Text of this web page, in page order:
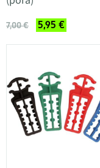
7,00 € 5,95 €